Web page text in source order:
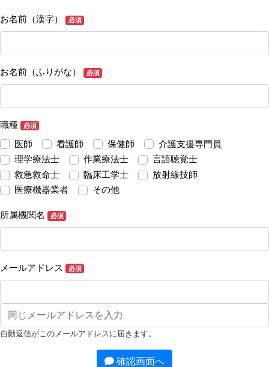
お名前（漢字） 必須
お名前（ふりがな） 必須
職種 必須
医師 看護師 保健師
介護支援専門員
理学療法士
作業療法士
言語聴覚士
救急救命士
臨床工学士
放射線技師
医療機器業者
その他
所属機関名 必須
メールアドレス 必須
自動返信がこのメールアドレスに届きます。
確認画面へ